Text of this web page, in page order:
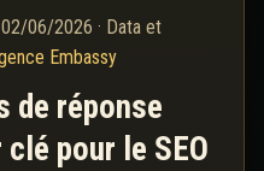
02/06/2026 · Data et
Embassy
de réponse
pour le SEO